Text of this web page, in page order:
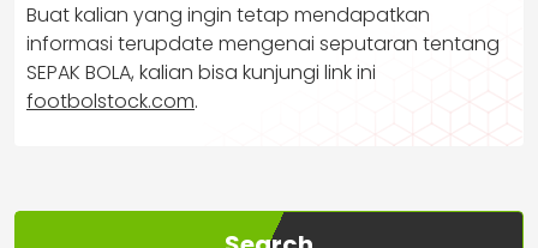
Buat kalian yang ingin tetap mendapatkan
informasi terupdate mengenai seputaran tentang
SEPAK BOLA, kalian bisa kunjungi link ini
footbolstock.com.